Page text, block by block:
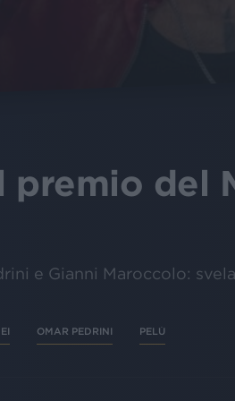
premio del
e Gianni Maroccolo:
OMAR PEDRINI PELÙ